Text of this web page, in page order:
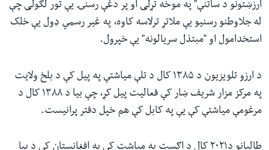
ارزښتونو د ساتنې" په موخه تړلی او پر دغې رسنۍ یې تور لګولی چې
له جلاوطنو رسنیو یې ملاتړ ترلاسه کاوه، په غیر رسمي ډول یې خلک
استخدامول او "مبتذل سريالونه" یې خپرول.
د ارزو تلویزیون د ۱۳۸۵ کال د تلې میاشتې په پیل کې د بلخ ولایت
په مرکز مزار شریف ښار کې فعالیت پیل کړ، چې بیا د ۱۳۸۸ کال د
مرغومې میاشتې کې یې په کابل کې هم خپل دفتر پرانیست.
طالبانو د۲۰۲۱ کال د اګست په میاشت کې په افغانستان کې د بیا